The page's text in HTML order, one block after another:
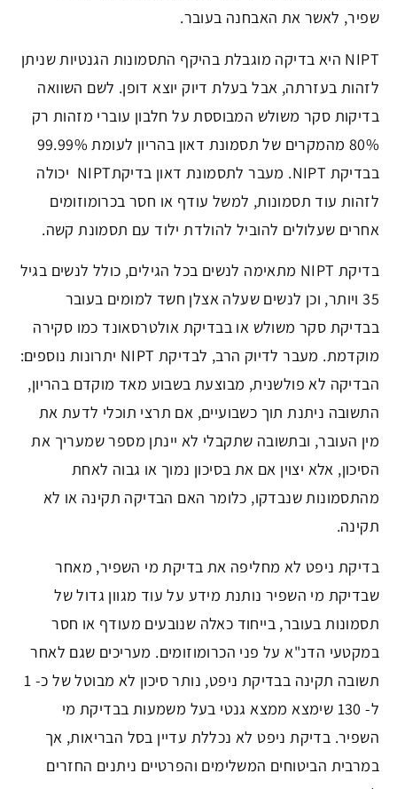
שפיר, לאשר את האבחנה בעובר.
NIPT היא בדיקה מוגבלת בהיקף התסמונות הגנטיות שניתן
לזהות בעזרתה, אבל בעלת דיוק יוצא דופן. לשם השוואה
בדיקות סקר משולש המבוססת על חלבון עוברי מזהות רק
80% מהמקרים של תסמונת דאון בהריון לעומת 99.99%
בבדיקת NIPT. מעבר לתסמונת דאון בדיקתNIPT יכולה
לזהות עוד תסמונות, למשל עודף או חסר בכרומוזומים
אחרים שעלולים להוביל להולדת ילוד עם תסמונת קשה.
בדיקת NIPT מתאימה לנשים בכל הגילים, כולל לנשים בגיל
35 ויותר, וכן לנשים שעלה אצלן חשד למומים בעובר
בבדיקת סקר משולש או בבדיקת אולטרסאונד כמו סקירה
מוקדמת. מעבר לדיוק הרב, לבדיקת NIPT יתרונות נוספים:
הבדיקה לא פולשנית, מבוצעת בשבוע מאד מוקדם בהריון,
התשובה ניתנת תוך כשבועיים, אם תרצי תוכלי לדעת את
מין העובר, ובתשובה שתקבלי לא יינתן מספר שמעריך את
הסיכון, אלא יצוין אם את בסיכון נמוך או גבוה לאחת
מהתסמונות שנבדקו, כלומר האם הבדיקה תקינה או לא
תקינה.
בדיקת ניפט לא מחליפה את בדיקת מי השפיר, מאחר
שבדיקת מי השפיר נותנת מידע על עוד מגוון גדול של
תסמונות בעובר, בייחוד כאלה שנובעים מעודף או חסר
במקטעי הדנ"א על פני הכרומוזומים. מעריכים שגם לאחר
תשובה תקינה בבדיקת ניפט, נותר סיכון לא מבוטל של כ- 1
ל- 130 שימצא ממצא גנטי בעל משמעות בבדיקת מי
השפיר. בדיקת ניפט לא נכללת עדיין בסל הבריאות, אך
במרבית הביטוחים המשלימים והפרטיים ניתנים החזרים